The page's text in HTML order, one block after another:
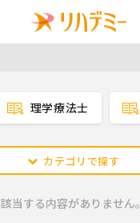
理学療法士
カテゴリで探す
該当する内容がありません。